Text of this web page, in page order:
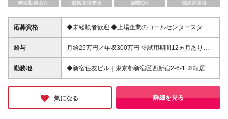
時短勤務あり
資格取得支援 副業OK 国認定取得
応募資格
◆未経験者歓迎 ◆上場企業のコールセンタースタッ
フとして丁寧な対応のできる方 ◆人と接するのが好
き・話すのが好きな方 ≪求める人物イメージ≫ ◆人
住まいに関する知識は問わず、まずはお客様対応にあ
たって自身のコミュニケ－ション力を活かしたいとい
の言葉や要望を理解することが求められます。 相手
の話を聞くことが得意な方も、スキルを発揮しやすい
給与
月給25万円／年収300万円 ※試用期間12ヵ月あり。期
間中の給与・待遇に差異はありません ※残業代は全額
別途支給します ※スキルアップ等により昇給あり ★
度です。
勤務地
◆新宿住友ビル｜東京都新宿区西新宿2-6-1 ※転居を
伴う転勤はありません ※職種の変更はありませんが、
部署異動の可能性はあります ※変更の範囲：上記を除
く当社関連勤務
気になる 詳細を見る